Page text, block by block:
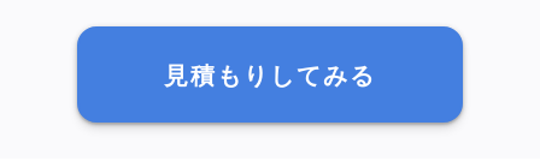
見積もりしてみる